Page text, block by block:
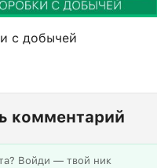
с добычей
комментарий
Войди — твой ник